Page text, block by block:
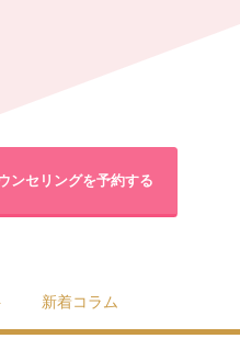
ンセリングを予約する
新着コラム